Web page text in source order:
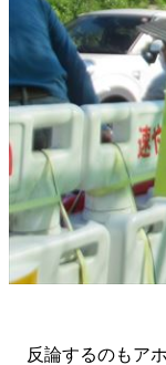
反論するのもア